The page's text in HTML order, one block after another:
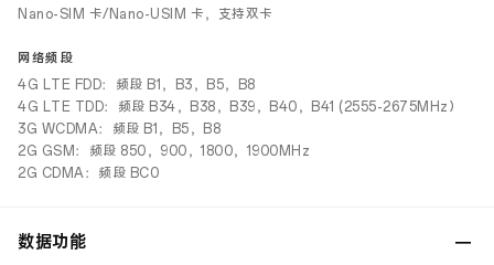
Nano-SIM 卡/Nano-USIM 卡，支持双卡
网络频段
4G LTE FDD：频段 B1，B3，B5，B8
4G LTE TDD：频段 B34，B38，B39，B40，B41 (2555-2675MHz）
3G WCDMA：频段 B1，B5，B8
2G GSM：频段 850，900，1800，1900MHz
2G CDMA：频段 BC0
数据功能